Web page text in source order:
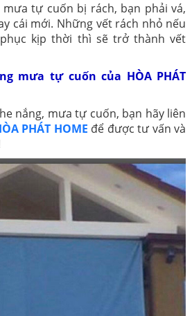
mưa tự cuốn bị rách, bạn phải vá,
cái mới. Những vết rách nhỏ nếu
kịp thời thì sẽ trở thành vết
mưa tự cuốn của HÒA PHÁT
nắng, mưa tự cuốn, bạn hãy liên
PHÁT HOME để được tư vấn và